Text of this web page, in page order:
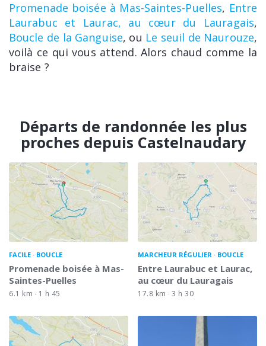
Promenade boisée à Mas-Saintes-Puelles, Entre
Laurabuc et Laurac, au cœur du Lauragais,
Boucle de la Ganguise, ou Le seuil de Naurouze,
voilà ce qui vous attend. Alors chaud comme la
braise ?
Départs de randonnée les plus
proches depuis Castelnaudary
FACILE BOUCLE
Promenade boisée à Mas-
Saintes-Puelles
6.1 km 1 h 45
MARCHEUR RÉGULIER BOUCLE
Entre Laurabuc et Laurac,
au cœur du Lauragais
17.8 km 3 h 30